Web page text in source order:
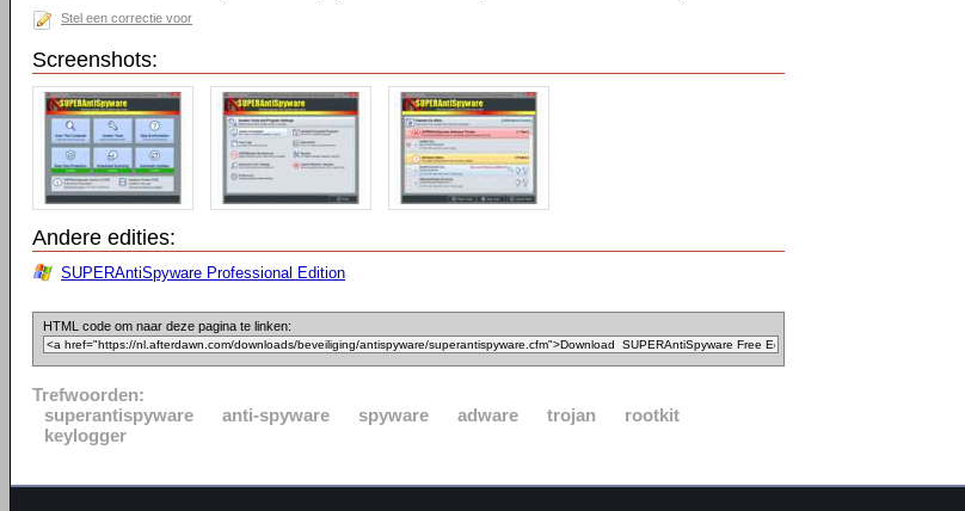
Stel een correctie voor
Screenshots:
Andere edities:
SUPERAntiSpyware Professional Edition
HTML code om naar deze pagina te linken:
Trefwoorden:
superantispyware
anti-spyware spyware adware trojan
rootkit
keylogger